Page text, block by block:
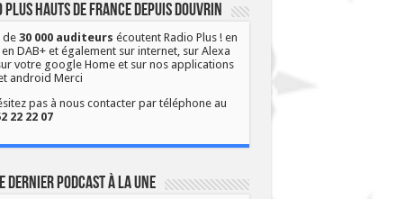
Plus Hauts de France depuis Douvrin
de30 000 auditeurs écoutent Radio Plus ! en
DAB+ et également sur internet, sur Alexa
votre google Home et sur nos applications
android Merci
pas à nous contacter par téléphone au
22 22 07
dernier podcast à la une